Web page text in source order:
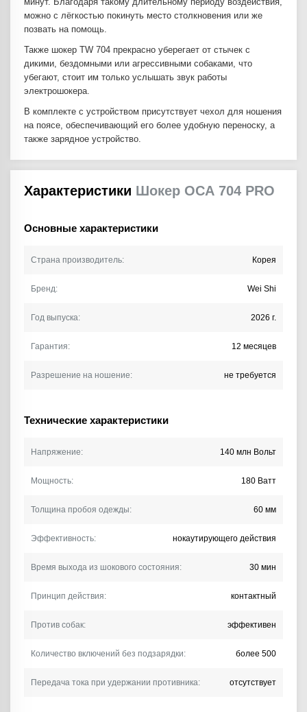
можно с лёгкостью покинуть место столкновения или же
позвать на помощь.
Также шокер TW 704 прекрасно уберегает от стычек с
дикими, бездомными или агрессивными собаками, что
убегают, стоит им только услышать звук работы
электрошокера.
В комплекте с устройством присутствует чехол для ношения
на поясе, обеспечивающий его более удобную переноску, а
также зарядное устройство.
Характеристики Шокер ОСА 704 PRO
Основные характеристики
Страна производитель: Корея
Бренд: Wei Shi
Год выпуска: 2026 г.
Гарантия: 12 месяцев
Разрешение на ношение: не требуется
Технические характеристики
Напряжение: 140 млн Вольт
Мощность: 180 Ватт
Толщина пробоя одежды: 60 мм
Эффективность: нокаутирующего действия
Время выхода из шокового состояния: 30 мин
Принцип действия: контактный
Против собак: эффективен
Количество включений без подзарядки: более 500
Передача тока при удержании противника: отсутствует